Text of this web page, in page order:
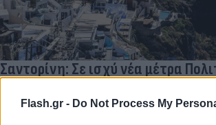
Flash.gr - Do Not Process My
Σαντορίνη: Σε ισχύ νέα μέτρα
Προστασίας - Τι προβλέπει η
Απόφαση